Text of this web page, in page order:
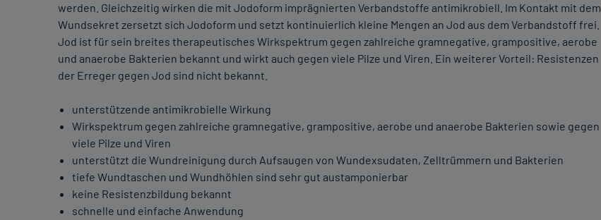
werden. Gleichzeitig wirken die mit Jodoform imprägnierten Verbandstoffe antimikrobiell. Im Kontakt mit dem
Wundsekret zersetzt sich Jodoform und setzt kontinuierlich kleine Mengen an Jod aus dem Verbandstoff frei.
Jod ist für sein breites therapeutisches Wirkspektrum gegen zahlreiche gramnegative, grampositive, aerobe
und anaerobe Bakterien bekannt und wirkt auch gegen viele Pilze und Viren. Ein weiterer Vorteil: Resistenzen
der Erreger gegen Jod sind nicht bekannt.
unterstützende antimikrobielle Wirkung
Wirkspektrum gegen zahlreiche gramnegative, grampositive, aerobe und anaerobe Bakterien sowie gegen
viele Pilze und Viren
unterstützt die Wundreinigung durch Aufsaugen von Wundexsudaten, Zelltrümmern und Bakterien
tiefe Wundtaschen und Wundhöhlen sind sehr gut austamponierbar
keine Resistenzbildung bekannt
schnelle und einfache Anwendung